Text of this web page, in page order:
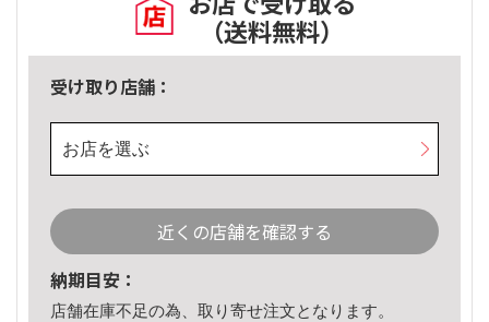
（送料無料）
受け取り店舗：
お店を選ぶ
近くの店舗を確認する
納期目安：
店舗在庫不足の為、取り寄せ注文となります。